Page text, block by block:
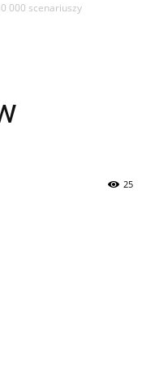
000 scenariuszy
25